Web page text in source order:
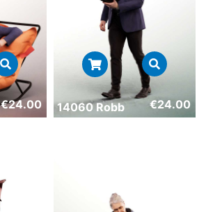
€24.00 14060 Robb €24.00